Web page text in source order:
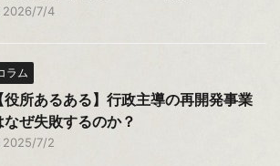
2026/7/4
ラム
【役所あるある】行政主導の再開発事業
なぜ失敗するのか？
2025/7/2